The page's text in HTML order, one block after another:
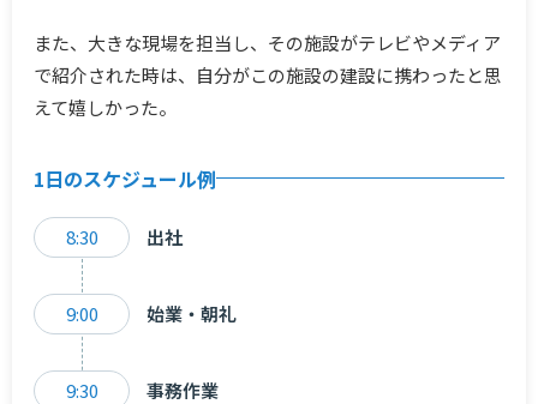
また、大きな現場を担当し、その施設がテレビやメディア
で紹介された時は、自分がこの施設の建設に携わったと思
えて嬉しかった。
1日のスケジュール例
8:30 出社
9:00 始業・朝礼
9:30 事務作業